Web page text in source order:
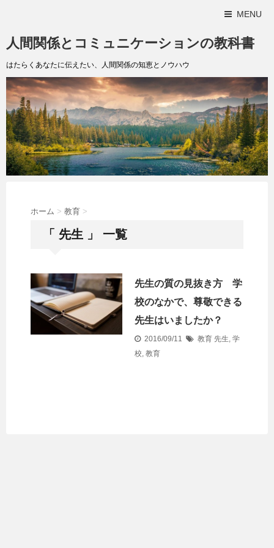
MENU
人間関係とコミュニケーションの教科書
はたらくあなたに伝えたい、人間関係の知恵とノウハウ
ホーム > 教育 >
「 先生 」 一覧
先生の質の見抜き方 学
校のなかで、尊敬できる
先生はいましたか？
2016/09/11 教育 先生, 学
校, 教育